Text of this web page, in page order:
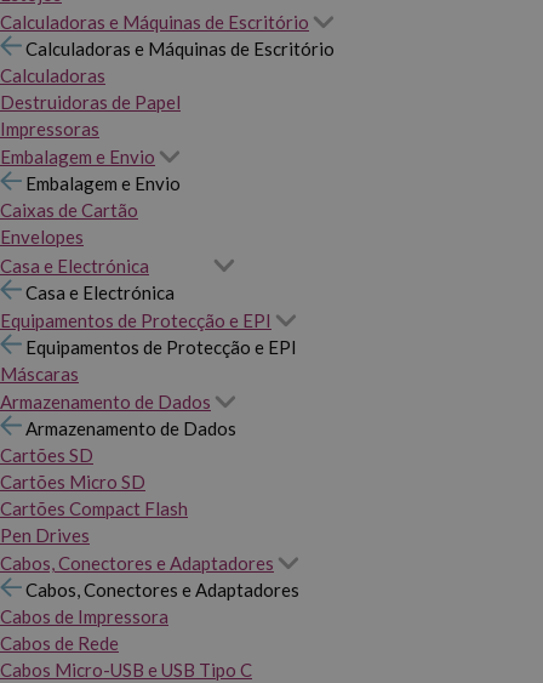
Calculadoras e Máquinas de Escritório
Calculadoras e Máquinas de Escritório
Calculadoras
Destruidoras de Papel
Impressoras
Embalagem e Envio
Embalagem e Envio
Caixas de Cartão
Envelopes
Casa e Electrónica
Casa e Electrónica
Equipamentos de Protecção e EPI
Equipamentos de Protecção e EPI
Máscaras
Armazenamento de Dados
Armazenamento de Dados
Cartões SD
Cartões Micro SD
Cartões Compact Flash
Pen Drives
Cabos, Conectores e Adaptadores
Cabos, Conectores e Adaptadores
Cabos de Impressora
Cabos de Rede
Cabos Micro-USB e USB Tipo C